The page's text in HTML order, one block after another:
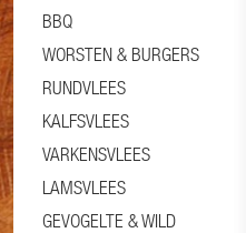
BBQ
WORSTEN & BURGERS
RUNDVLEES
KALFSVLEES
VARKENSVLEES
LAMSVLEES
GEVOGELTE & WILD